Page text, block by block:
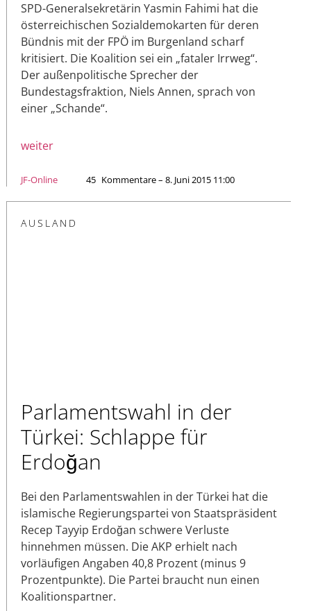
SPD-Generalsekretärin Yasmin Fahimi hat die
österreichischen Sozialdemokarten für deren
Bündnis mit der FPÖ im Burgenland scharf
kritisiert. Die Koalition sei ein „fataler Irrweg“.
Der außenpolitische Sprecher der
Bundestagsfraktion, Niels Annen, sprach von
einer „Schande“.
weiter
JF-Online 45 Kommentare – 8. Juni 2015 11:00
AUSLAND
Parlamentswahl in der
Türkei: Schlappe für
Erdoğan
Bei den Parlamentswahlen in der Türkei hat die
islamische Regierungspartei von Staatspräsident
Recep Tayyip Erdoğan schwere Verluste
hinnehmen müssen. Die AKP erhielt nach
vorläufigen Angaben 40,8 Prozent (minus 9
Prozentpunkte). Die Partei braucht nun einen
Koalitionspartner.